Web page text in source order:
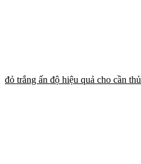
đỏ trắng ấn độ hiệu quả cho cần thủ